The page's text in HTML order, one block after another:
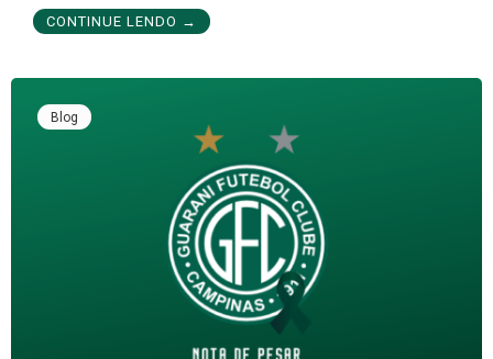
CONTINUE LENDO →
Blog